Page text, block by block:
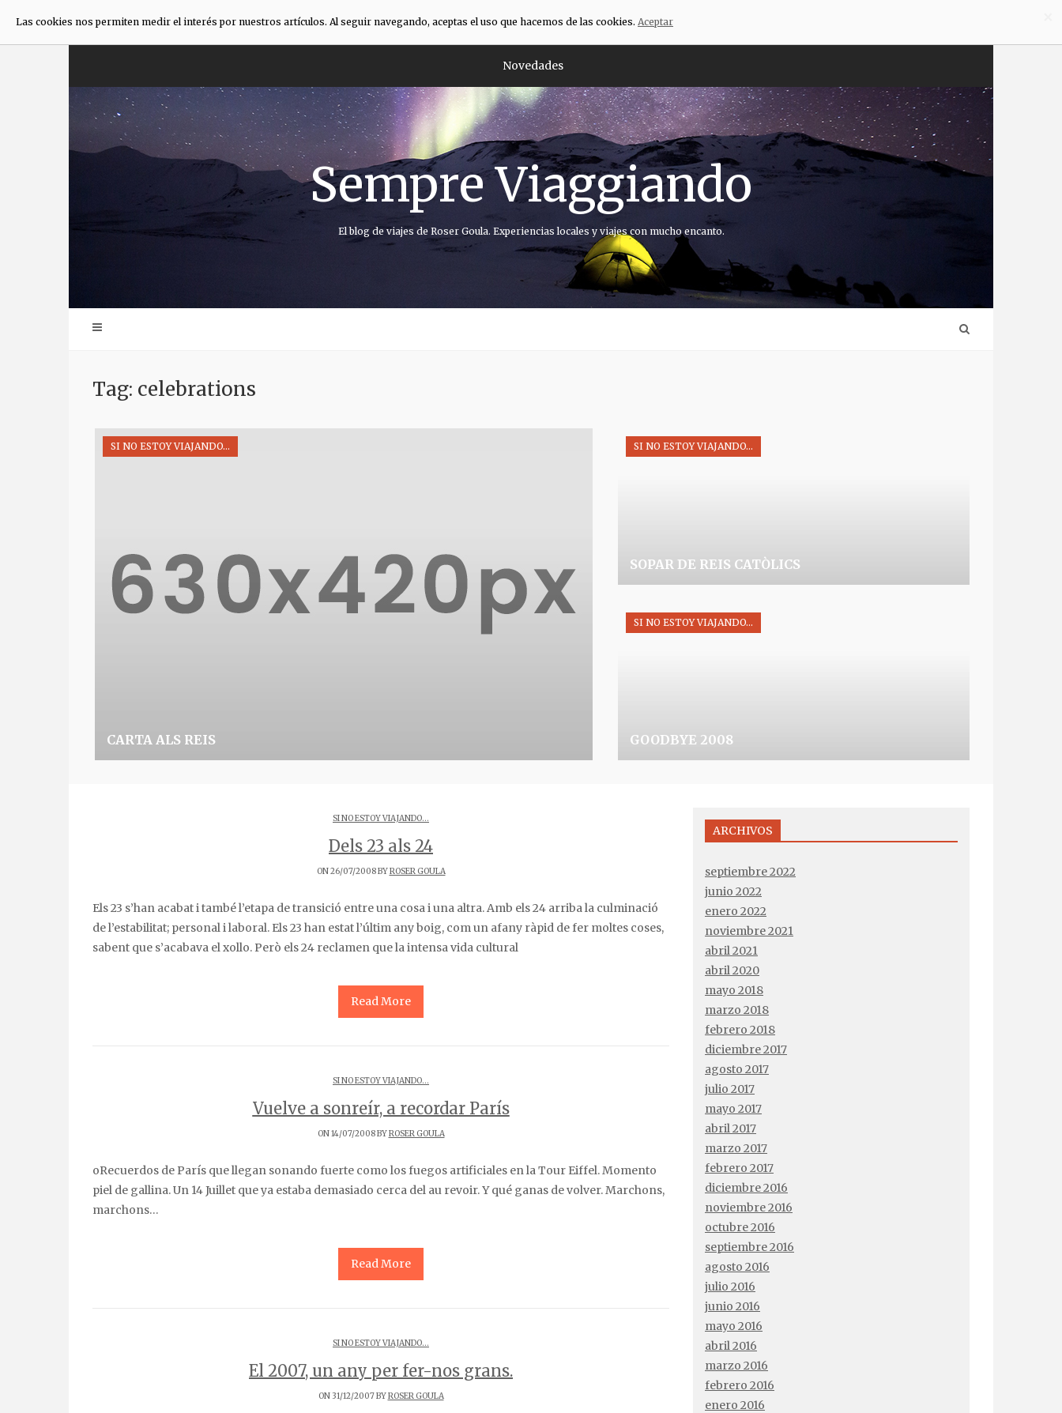
Novedades
Sempre Viaggiando
El blog de viajes de Roser Goula. Experiencias locales y viajes con mucho encanto.
Tag: celebrations
SI NO ESTOY VIAJANDO...
CARTA ALS REIS
SI NO ESTOY VIAJANDO...
THE COOLEST XMAS CARD EVER
SOPAR DE REIS CATÒLICS
SI NO ESTOY VIAJANDO...
GOODBYE 2008
SI NO ESTOY VIAJANDO...
SI NO ESTOY VIAJANDO...
Dels 23 als 24
ON 26/07/2008 BYROSER GOULA
Els 23 s’han acabat i també l’etapa de transició entre una cosa i una altra. Amb els 24 arriba la culminació
de l’estabilitat; personal i laboral. Els 23 han estat l’últim any boig, com un afany ràpid de fer moltes coses,
sabent que s’acabava el xollo. Però els 24 reclamen que la intensa vida cultural
Read More
SI NO ESTOY VIAJANDO...
Vuelve a sonreír, a recordar París
ON 14/07/2008 BYROSER GOULA
oRecuerdos de París que llegan sonando fuerte como los fuegos artificiales en la Tour Eiffel. Momento
piel de gallina. Un 14 Juillet que ya estaba demasiado cerca del au revoir. Y qué ganas de volver. Marchons,
marchons…
Read More
SI NO ESTOY VIAJANDO...
El 2007, un any per fer-nos grans.
ON 31/12/2007 BYROSER GOULA
ARCHIVOS
septiembre 2022
junio 2022
enero 2022
noviembre 2021
abril 2021
abril 2020
mayo 2018
marzo 2018
febrero 2018
diciembre 2017
agosto 2017
julio 2017
mayo 2017
abril 2017
marzo 2017
febrero 2017
diciembre 2016
noviembre 2016
octubre 2016
septiembre 2016
agosto 2016
julio 2016
junio 2016
mayo 2016
abril 2016
marzo 2016
febrero 2016
enero 2016
Las cookies nos permiten medir el interés por nuestros artículos. Al seguir navegando, aceptas el uso que hacemos de las cookies. Aceptar